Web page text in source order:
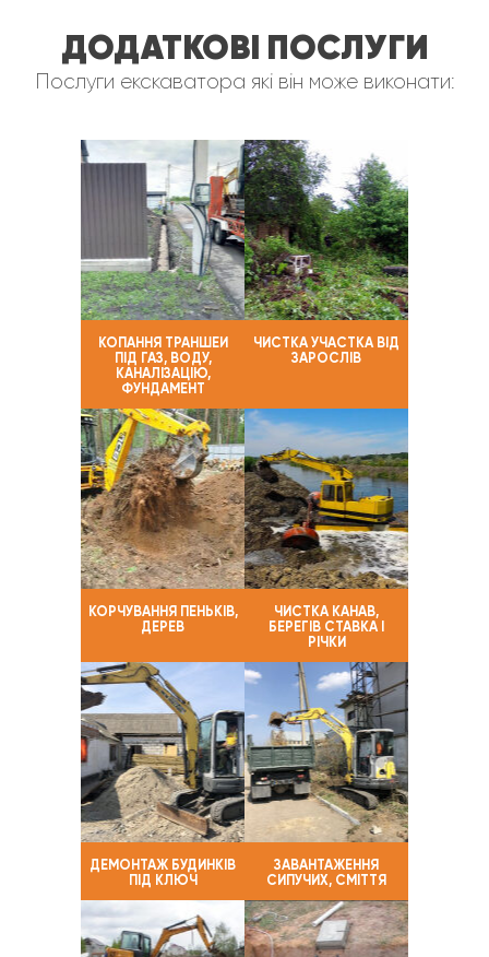
ДОДАТКОВІ ПОСЛУГИ
Послуги екскаватора які він може виконати:
КОПАННЯ ТРАНШЕЙ
ПІД ГАЗ, ВОДУ,
КАНАЛІЗАЦІЮ,
ФУНДАМЕНТ
ЧИСТКА УЧАСТКА ВІД
ЗАРОСЛІВ
КОРЧУВАННЯ ПЕНЬКІВ,
ДЕРЕВ
ЧИСТКА КАНАВ,
БЕРЕГІВ СТАВКА І
РІЧКИ
ДЕМОНТАЖ БУДИНКІВ
ПІД КЛЮЧ
ЗАВАНТАЖЕННЯ
СИПУЧИХ, СМІТТЯ